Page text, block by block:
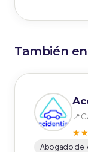
También
📍
Abogado de